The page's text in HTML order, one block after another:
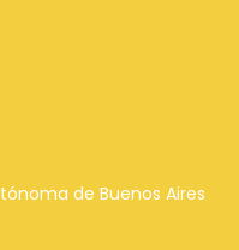
de Buenos Aires